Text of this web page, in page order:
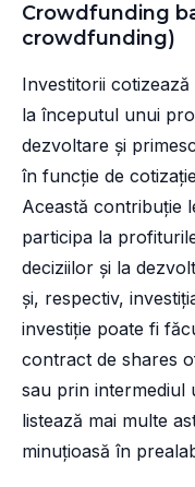
Crowdfunding
crowdfunding)
Investitorii
la începutul unui
dezvoltare și
în funcție de
Această contribuție
participa la
deciziilor și la
și, respectiv,
investiție poate fi
contract de shares
sau prin intermediul
listează mai multe
minuțioasă în